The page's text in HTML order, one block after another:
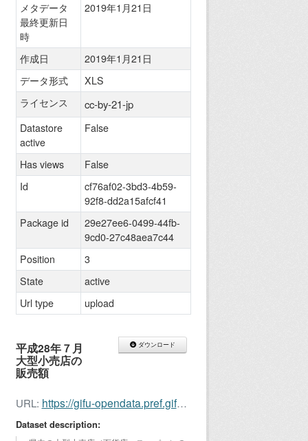
ダウンロード
平成28年７月
大型小売店の
販売額
URL: https://gifu-opendata.pref.gifu.lg.jp/dataset/29e27ee6-0499-44fb-9cd0-27c48aea7c44/resource/cf76af02-3bd3-4b59-92f8-dd2a15afcf41/download/oogatakouri201607.xls
Dataset description:
メタデータ
最終更新日
時
2019年1月21日
作成日
2019年1月21日
データ形式
XLS
ライセンス
cc-by-21-jp
Datastore
active
False
Has views
False
Id
cf76af02-3bd3-4b59-
92f8-dd2a15afcf41
Package id
29e27ee6-0499-44fb-
9cd0-27c48aea7c44
Position
3
State
active
Url type
upload